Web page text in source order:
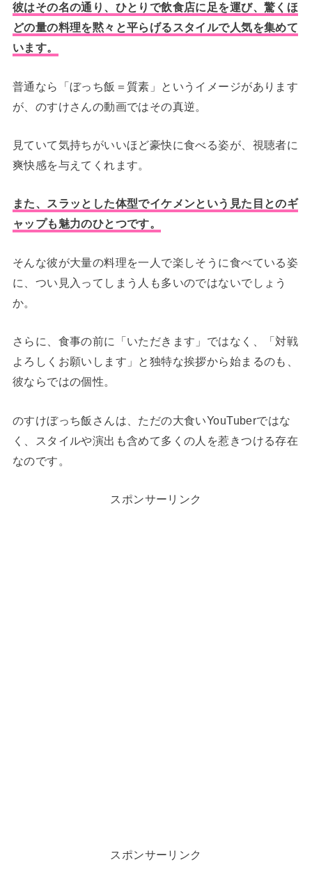
彼はその名の通り、ひとりで飲食店に足を運び、驚くほ
どの量の料理を黙々と平らげるスタイルで人気を集めて
います。
普通なら「ぼっち飯＝質素」というイメージがあります
が、のすけさんの動画ではその真逆。
見ていて気持ちがいいほど豪快に食べる姿が、視聴者に
爽快感を与えてくれます。
また、スラッとした体型でイケメンという見た目とのギ
ャップも魅力のひとつです。
そんな彼が大量の料理を一人で楽しそうに食べている姿
に、つい見入ってしまう人も多いのではないでしょう
か。
さらに、食事の前に「いただきます」ではなく、「対戦
よろしくお願いします」と独特な挨拶から始まるのも、
彼ならではの個性。
のすけぼっち飯さんは、ただの大食いYouTuberではな
く、スタイルや演出も含めて多くの人を惹きつける存在
なのです。
スポンサーリンク
スポンサーリンク